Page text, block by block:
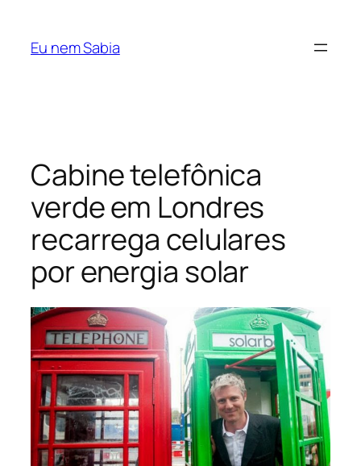
Eu nem Sabia
Cabine telefônica
verde em Londres
recarrega celulares
por energia solar